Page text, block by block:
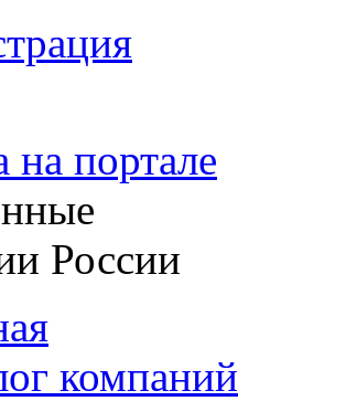
на портале
России
компаний